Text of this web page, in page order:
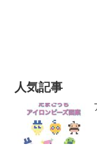
人気記事